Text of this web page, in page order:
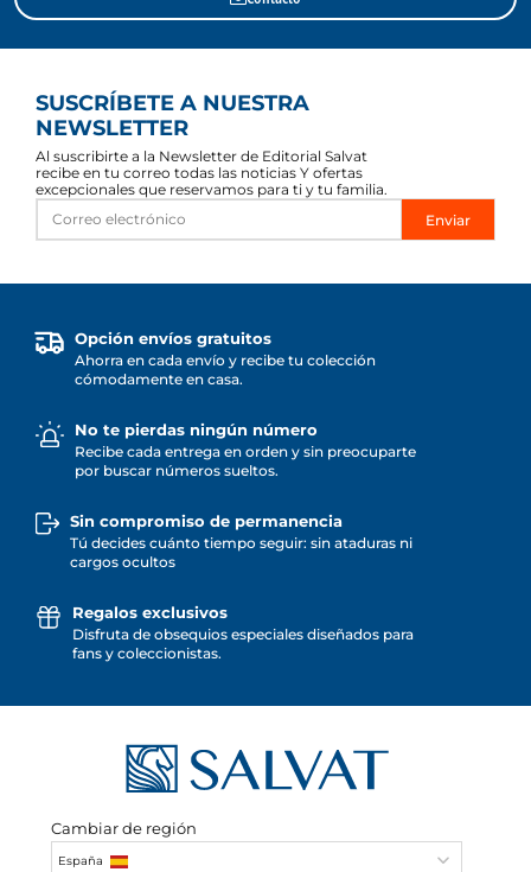
SUSCRÍBETE A NUESTRA
NEWSLETTER
Al suscribirte a la Newsletter de Editorial Salvat
recibe en tu correo todas las noticias Y ofertas
excepcionales que reservamos para ti y tu familia.
Enviar
Opción envíos gratuitos
Ahorra en cada envío y recibe tu colección
cómodamente en casa.
No te pierdas ningún número
Recibe cada entrega en orden y sin preocuparte
por buscar números sueltos.
Sin compromiso de permanencia
Tú decides cuánto tiempo seguir: sin ataduras ni
cargos ocultos
Regalos exclusivos
Disfruta de obsequios especiales diseñados para
fans y coleccionistas.
Cambiar de región
España